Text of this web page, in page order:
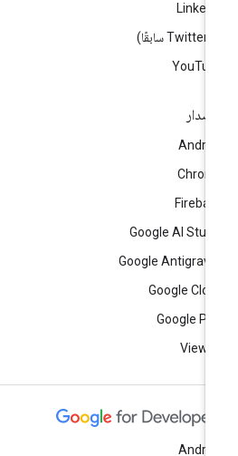
Google AI
Google
Google
Google
View